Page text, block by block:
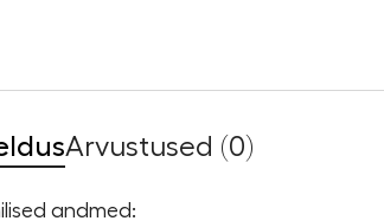
Arvustused (0)
andmed: